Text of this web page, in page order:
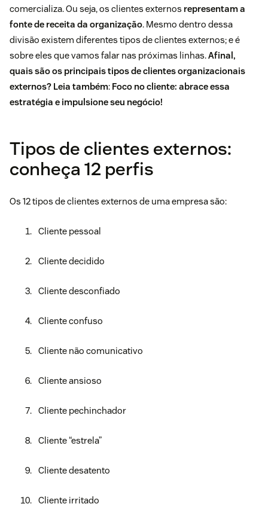
comercializa. Ou seja, os clientes externos representam a
fonte de receita da organização. Mesmo dentro dessa
divisão existem diferentes tipos de clientes externos; e é
sobre eles que vamos falar nas próximas linhas.Afinal,
quais são os principais tipos de clientes organizacionais
externos? Leia também: Foco no cliente: abrace essa
estratégia e impulsione seu negócio!
Tipos de clientes externos:
conheça 12 perfis
Os 12 tipos de clientes externos de uma empresa são:
Cliente pessoal
Cliente decidido
Cliente desconfiado
Cliente confuso
Cliente não comunicativo
Cliente ansioso
Cliente pechinchador
Cliente “estrela”
Cliente desatento
Cliente irritado